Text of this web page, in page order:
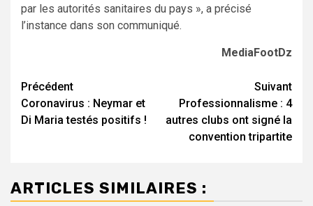
par les autorités sanitaires du pays », a précisé
l’instance dans son communiqué.
MediaFootDz
Navigation
d’article
Précédent
Coronavirus : Neymar et
Di Maria testés positifs !
Suivant
Professionnalisme : 4
autres clubs ont signé la
convention tripartite
ARTICLES SIMILAIRES :